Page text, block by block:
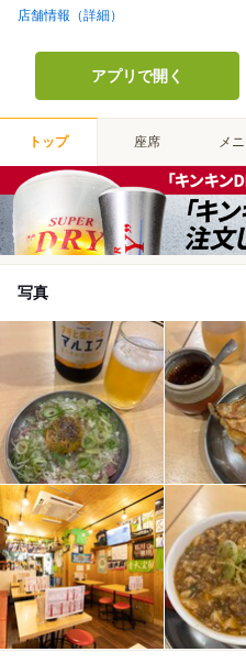
店舗情報（詳細）
アプリで開く
トップ 座席 メ
写真